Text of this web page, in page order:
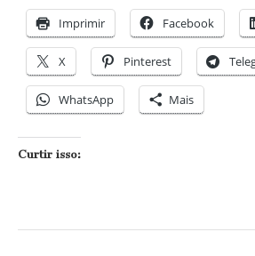
Imprimir Facebook
X Pinterest
WhatsApp Mais
Curtir isso: